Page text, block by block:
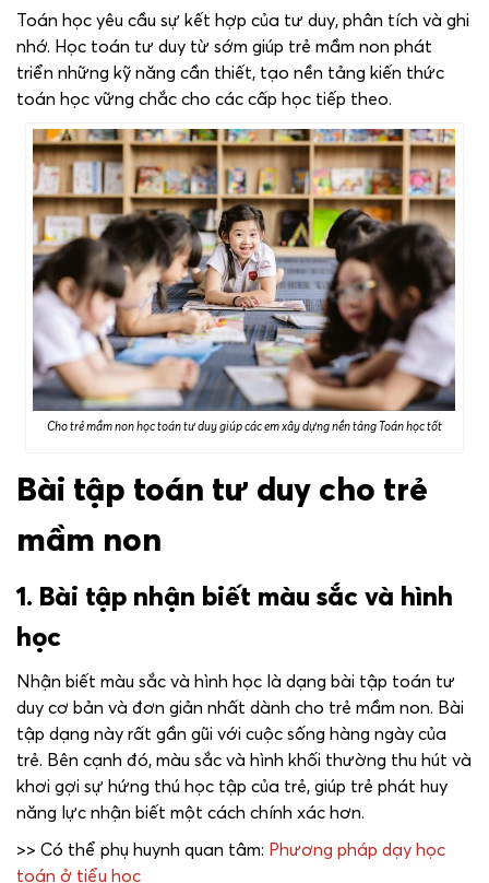
Toán học yêu cầu sự kết hợp của tư duy, phân tích và ghi
nhớ. Học toán tư duy từ sớm giúp trẻ mầm non phát
triển những kỹ năng cần thiết, tạo nền tảng kiến thức
toán học vững chắc cho các cấp học tiếp theo.
Cho trẻ mầm non học toán tư duy giúp các em xây dựng nền tảng Toán học tốt
Bài tập toán tư duy cho trẻ
mầm non
1. Bài tập nhận biết màu sắc và hình
học
Nhận biết màu sắc và hình học là dạng bài tập toán tư
duy cơ bản và đơn giản nhất dành cho trẻ mầm non. Bài
tập dạng này rất gần gũi với cuộc sống hàng ngày của
trẻ. Bên cạnh đó, màu sắc và hình khối thường thu hút và
khơi gợi sự hứng thú học tập của trẻ, giúp trẻ phát huy
năng lực nhận biết một cách chính xác hơn.
>> Có thể phụ huynh quan tâm: Phương pháp dạy học
toán ở tiểu học